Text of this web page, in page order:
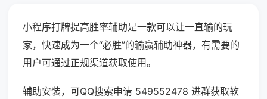
小程序打牌提高胜率辅助是一款可以让一直输的玩
家，快速成为一个“必胜”的输赢辅助神器，有需要的
用户可通过正规渠道获取使用。
辅助安装，可QQ搜索申请 549552478 进群获取软